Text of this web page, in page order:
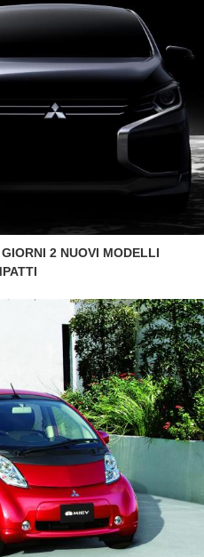
2 NUOVI MODELLI